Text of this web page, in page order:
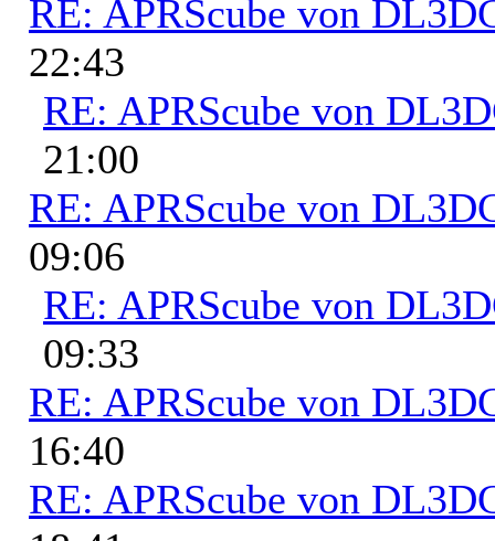
RE: APRScube von
22:43
RE: APRScube von
21:00
RE: APRScube von
09:06
RE: APRScube von
09:33
RE: APRScube von
16:40
RE: APRScube von